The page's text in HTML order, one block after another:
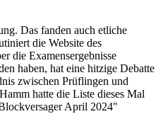
Das fanden auch etliche
die Website des
die Examensergebnisse
haben, hat eine hitzige Debatte
zwischen Prüflingen und
hatte die Liste dieses Mal
April 2024"